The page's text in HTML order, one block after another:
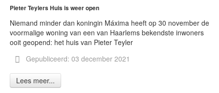
Pieter Teylers Huis is weer open
Niemand minder dan koningin Máxima heeft op 30 november de
voormalige woning van een van Haarlems bekendste inwoners
ooit geopend: het huis van Pieter Teyler
Gepubliceerd: 03 december 2021
Lees meer...